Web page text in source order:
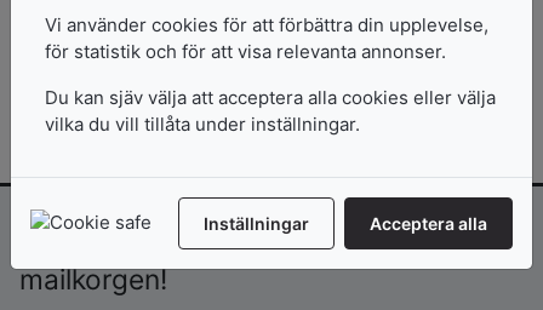
Lägg i varukorg Köp
Inspiration och erbjudanden direkt i
mailkorgen!
Vi använder cookies för att förbättra din upplevelse,
för statistik och för att visa relevanta annonser.
Du kan sjäv välja att acceptera alla cookies eller välja
vilka du vill tillåta under inställningar.
Inställningar Acceptera alla